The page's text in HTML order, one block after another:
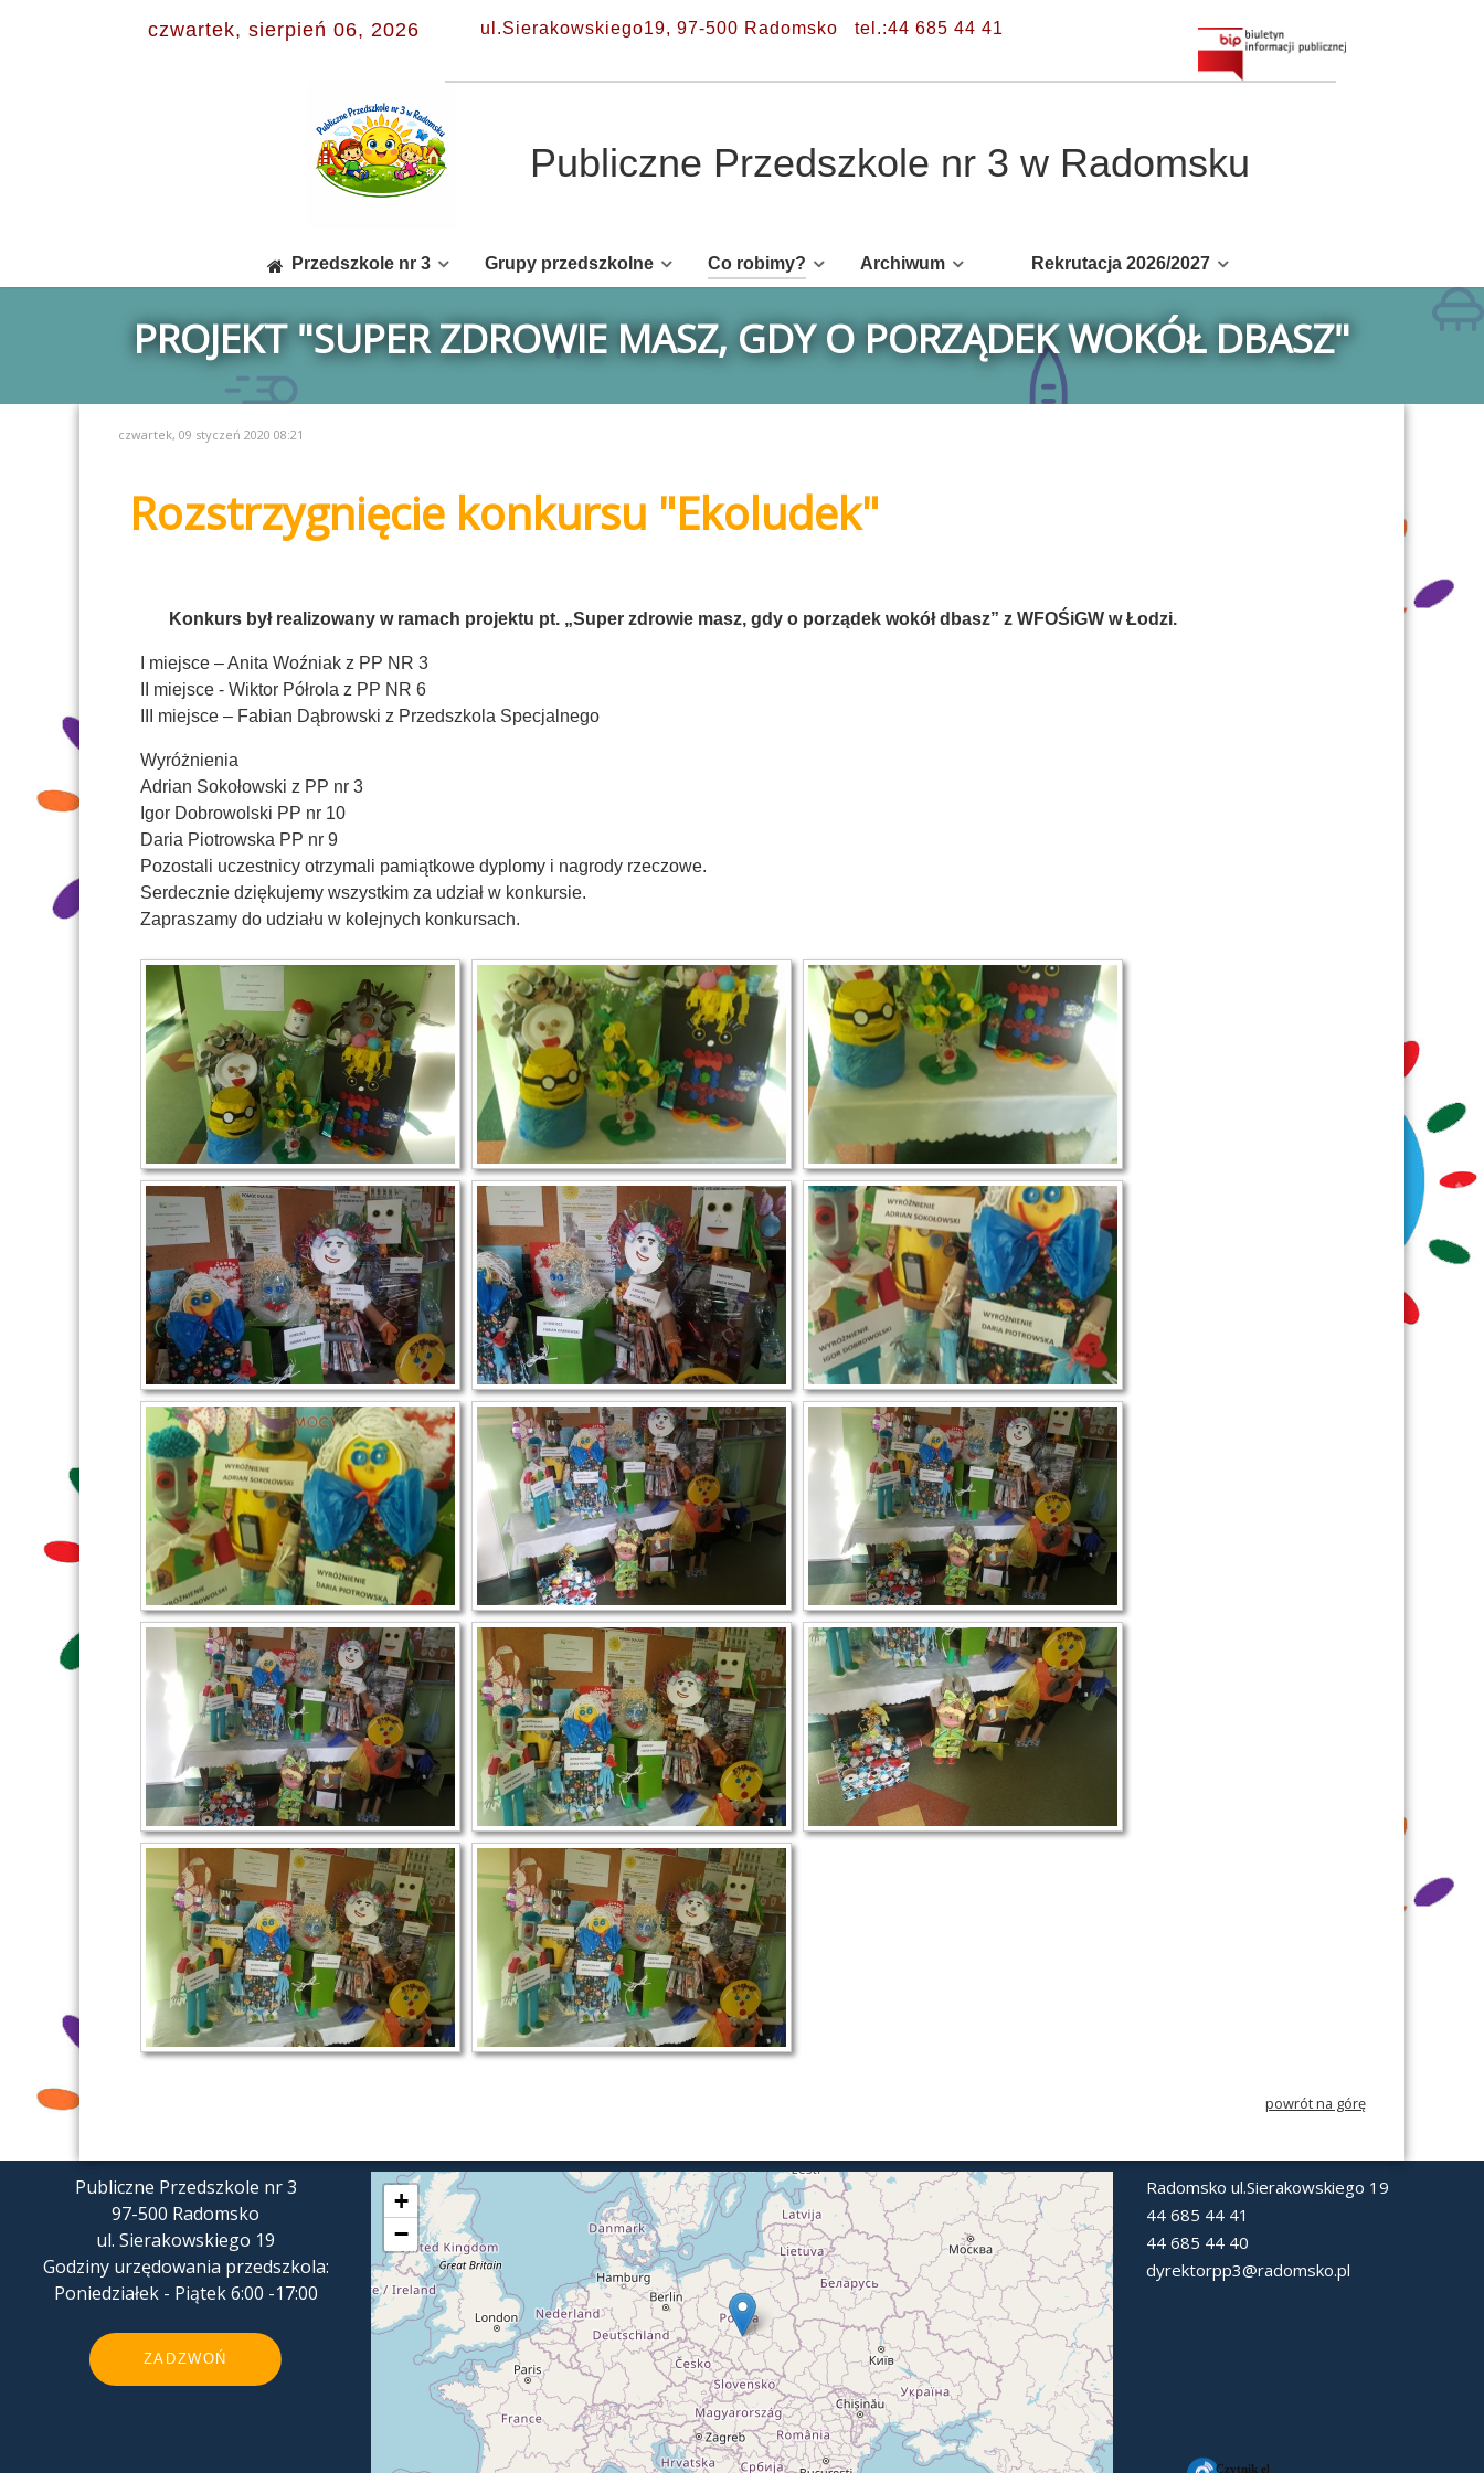
czwartek, sierpień 06, 2026 ul.Sierakowskiego19, 97-500 Radomsko tel.:44 685 44 41
Publiczne Przedszkole nr 3 w Radomsku
Przedszkole nr 3 Grupy przedszkolne Co robimy? Archiwum Rekrutacja 2026/2027
PROJEKT "SUPER ZDROWIE MASZ, GDY O PORZĄDEK WOKÓŁ DBASZ"
czwartek, 09 styczeń 2020 08:21
Rozstrzygnięcie konkursu "Ekoludek"
Konkurs był realizowany w ramach projektu pt. „Super zdrowie masz, gdy o porządek wokół dbasz” z WFOŚiGW w Łodzi.
I miejsce – Anita Woźniak z PP NR 3
II miejsce - Wiktor Półrola z PP NR 6
III miejsce – Fabian Dąbrowski z Przedszkola Specjalnego
Wyróżnienia
Adrian Sokołowski z PP nr 3
Igor Dobrowolski PP nr 10
Daria Piotrowska PP nr 9
Pozostali uczestnicy otrzymali pamiątkowe dyplomy i nagrody rzeczowe.
Serdecznie dziękujemy wszystkim za udział w konkursie.
Zapraszamy do udziału w kolejnych konkursach.
powrót na górę
Publiczne Przedszkole nr 3
97-500 Radomsko
ul. Sierakowskiego 19
Godziny urzędowania przedszkola:
Poniedziałek - Piątek 6:00 -17:00
ZADZWOŃ
+
−
Radomsko ul.Sierakowskiego 19
44 685 44 41
44 685 44 40
dyrektorpp3@radomsko.pl